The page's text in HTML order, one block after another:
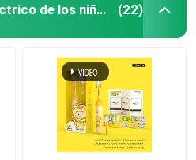
Cepillo de dientes eléctrico de los niños (22)